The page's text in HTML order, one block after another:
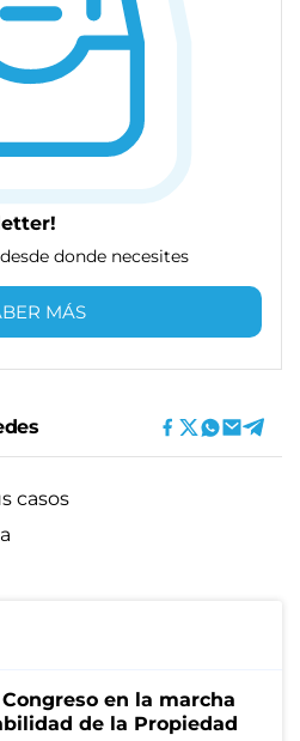
donde necesites
MÁS
casos
en la marcha
de la Propiedad